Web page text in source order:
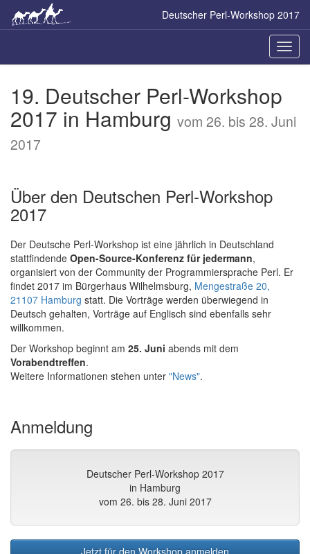
main
Deutscher Perl-Workshop 2017
ein-/
19. Deutscher Perl-Workshop
2017 in Hamburg vom 26. bis 28. Juni
2017
Über den Deutschen Perl-Workshop
2017
Der Deutsche Perl-Workshop ist eine jährlich in Deutschland
stattfindende Open-Source-Konferenz für jedermann,
organisiert von der Community der Programmiersprache Perl. Er
findet 2017 im Bürgerhaus Wilhelmsburg, Mengestraße 20,
21107 Hamburg statt. Die Vorträge werden überwiegend in
Deutsch gehalten, Vorträge auf Englisch sind ebenfalls sehr
willkommen.
Der Workshop beginnt am 25. Juni abends mit dem
Vorabendtreffen.
Weitere Informationen stehen unter "News".
Anmeldung
Deutscher Perl-Workshop 2017
in Hamburg
vom 26. bis 28. Juni 2017
Jetzt für den Workshop anmelden